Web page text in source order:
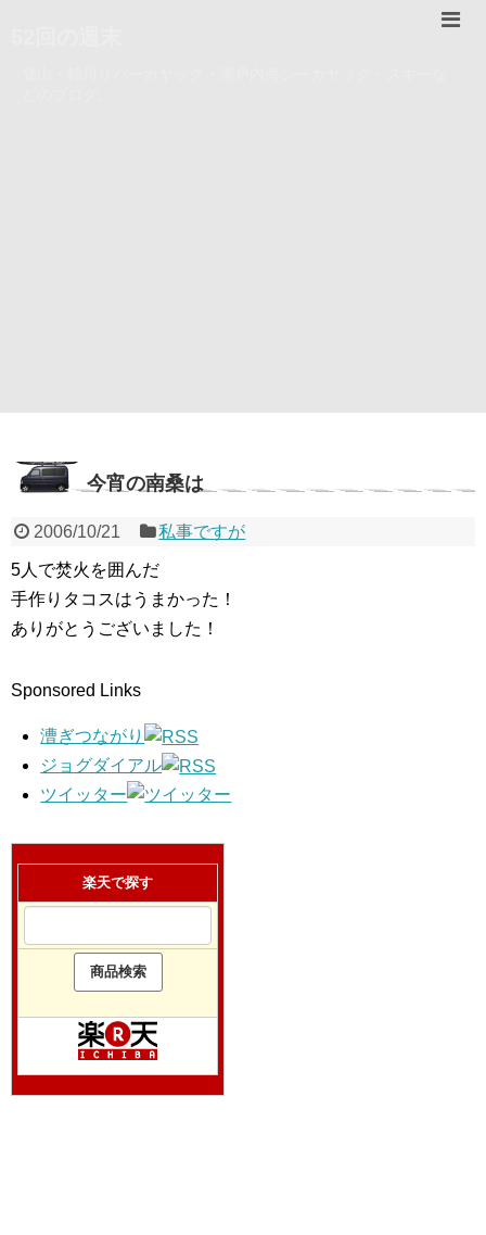
今宵の南桑は
2006/10/21 私事ですが
5人で焚火を囲んだ
手作りタコスはうまかった！
ありがとうございました！
Sponsored Links
漕ぎつながり
ジョグダイアル
ツイッター
楽天で探す